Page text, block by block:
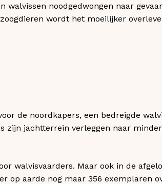
walvissen noodgedwongen naar
wordt het moeilijker
de noordkapers, een bedreigde
zijn jachtterrein verleggen naar
walvisvaarders. Maar ook in de
op aarde nog maar 356 exemplaren